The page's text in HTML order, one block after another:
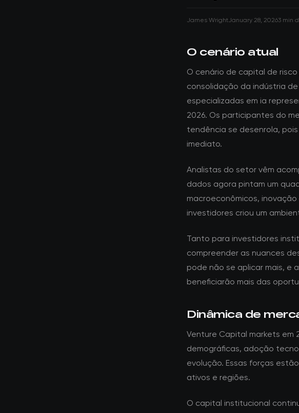
James WrightJanuary 28, 20263 min
O cenário atual
O cenário de capital de
consolidação da indústria
especializadas em ia
2026. Os participantes do
tendência se desenrola,
imediato.
Analistas do setor vêm
dados agora pintam um
macroeconômicos,
investidores criou um
Tanto para investidores
compreender as nuances
pode não se aplicar mais, e
beneficiarão mais das
Dinâmica de
Venture Capital markets em
demográficas, adoção
evolução. Essas forças
ativos e regiões.
O capital institucional